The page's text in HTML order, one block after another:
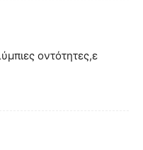
οντότητες,ε